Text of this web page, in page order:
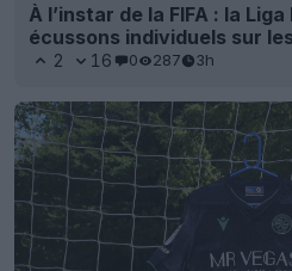
À l’instar de la FIFA : la
écussons individuels sur
2 16 0 287 3h